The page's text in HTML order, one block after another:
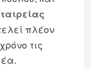
πλέον
τις